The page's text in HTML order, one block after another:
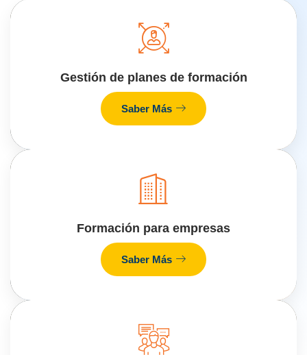
Gestión de planes de formación
Saber Más
Formación para empresas
Saber Más